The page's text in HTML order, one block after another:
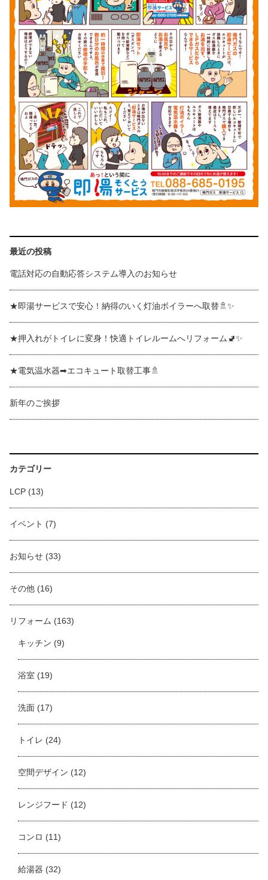
最近の投稿
電話対応の自動応答システム導入のお知らせ
★即湯サービスで安心！納得のいく灯油ボイラーへ取替🚿✨
★押入れがトイレに変身！快適トイレルームへリフォーム🚽✨
★電気温水器➡エコキュート取替工事🚿
新年のご挨拶
カテゴリー
LCP (13)
イベント (7)
お知らせ (33)
その他 (16)
リフォーム (163)
キッチン (9)
浴室 (19)
洗面 (17)
トイレ (24)
空間デザイン (12)
レンジフード (12)
コンロ (11)
給湯器 (32)